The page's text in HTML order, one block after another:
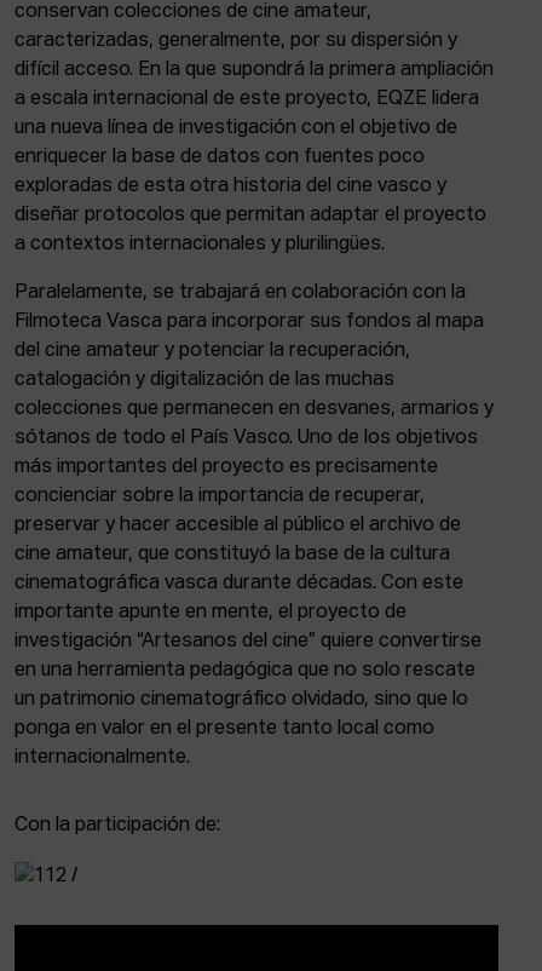
conservan colecciones de cine amateur,
caracterizadas, generalmente, por su dispersión y
difícil acceso. En la que supondrá la primera ampliación
a escala internacional de este proyecto, EQZE lidera
una nueva línea de investigación con el objetivo de
enriquecer la base de datos con fuentes poco
exploradas de esta otra historia del cine vasco y
diseñar protocolos que permitan adaptar el proyecto
a contextos internacionales y plurilingües.
Paralelamente, se trabajará en colaboración con la
Filmoteca Vasca para incorporar sus fondos al mapa
del cine amateur y potenciar la recuperación,
catalogación y digitalización de las muchas
colecciones que permanecen en desvanes, armarios y
sótanos de todo el País Vasco. Uno de los objetivos
más importantes del proyecto es precisamente
concienciar sobre la importancia de recuperar,
preservar y hacer accesible al público el archivo de
cine amateur, que constituyó la base de la cultura
cinematográfica vasca durante décadas. Con este
importante apunte en mente, el proyecto de
investigación “Artesanos del cine” quiere convertirse
en una herramienta pedagógica que no solo rescate
un patrimonio cinematográfico olvidado, sino que lo
ponga en valor en el presente tanto local como
internacionalmente.
Con la participación de: